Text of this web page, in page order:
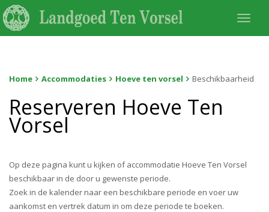
Home Accommodaties Hoeve ten vorsel Beschikbaarheid
Reserveren Hoeve Ten
Vorsel
Op deze pagina kunt u kijken of accommodatie Hoeve Ten Vorsel
beschikbaar in de door u gewenste periode.
Zoek in de kalender naar een beschikbare periode en voer uw
aankomst en vertrek datum in om deze periode te boeken.